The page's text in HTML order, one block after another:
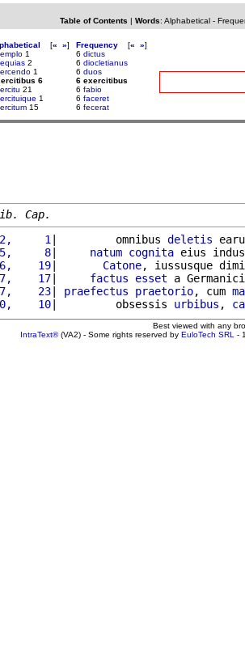
Table of Contents | Words: Alphabetical-
[« »]
1
2
1
6
21
1
15
Frequency [« »]
6 dictus
6 diocletianus
6 duos
6 exercitibus
6 fabio
6 faceret
6 fecerat
Cap.
2,     1 |         omnibus deletis
5,     8| natum cognita eius
6,    19| Catone, iussusque
7,    17| factus esset a
7,    23| praefectus praetorio, cum
10|         obsessis urbibus ,
Best viewed with any
IntraText®(VA2) - Some rights reserved by EuloTech SRL -